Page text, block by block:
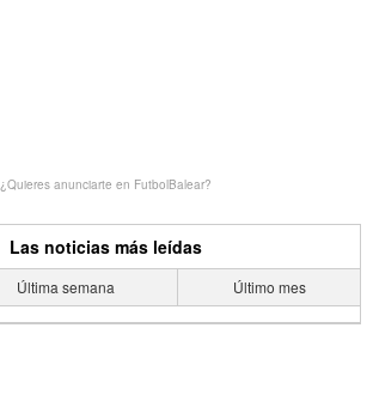
¿Quieres anunciarte en FutbolBalear?
Las noticias más leídas
Última semana Último mes